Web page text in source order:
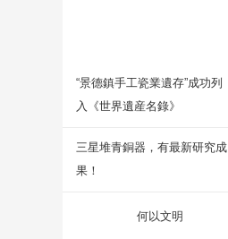
“景德鎮手工瓷業遺存”成功列
入《世界遺産名錄》
三星堆青銅器，有最新研究成
果！
何以文明